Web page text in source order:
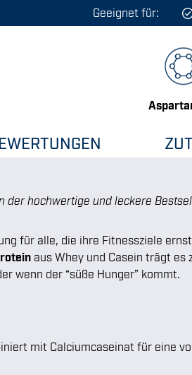
Geeignet für:
der hochwertige und leckere
für alle, die ihre Fitnessziele
aus Whey und Casein trägt
wenn der “süße Hunger” kommt.
mit Calciumcaseinat für eine